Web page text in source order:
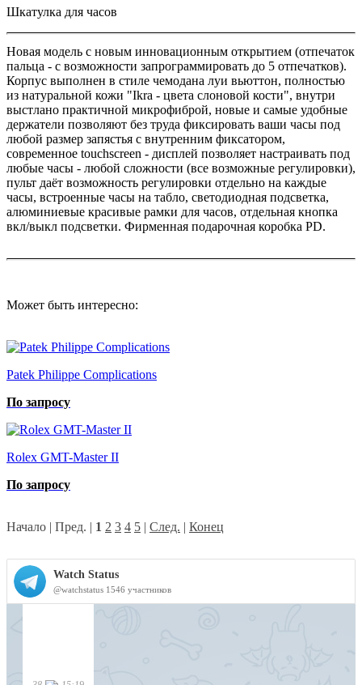
Шкатулка для часов
Новая модель с новым инновационным открытием (отпечаток
пальца - с возможности запрограммировать до 5 отпечатков).
Корпус выполнен в стиле чемодана луи вьюттон, полностью
из натуральной кожи "Ikra - цвета слоновой кости", внутри
выстлано практичной микрофиброй, новые и самые удобные
держатели позволяют без труда фиксировать ваши часы под
любой размер запястья с внутренним фиксатором,
современное touchscreen - дисплей позволяет настраивать под
любые часы - любой сложности (все возможные регулировки),
пульт даёт возможность регулировки отдельно на каждые
часы, встроенные часы на табло, светодиодная подсветка,
алюминиевые красивые рамки для часов, отдельная кнопка
вкл/выкл подсветки. Фирменная подарочная коробка PD.
Может быть интересно:
Patek Philippe Complications
По запросу
Rolex GMT-Master II
По запросу
Начало | Пред. | 1 2 3 4 5 | След. | Конец